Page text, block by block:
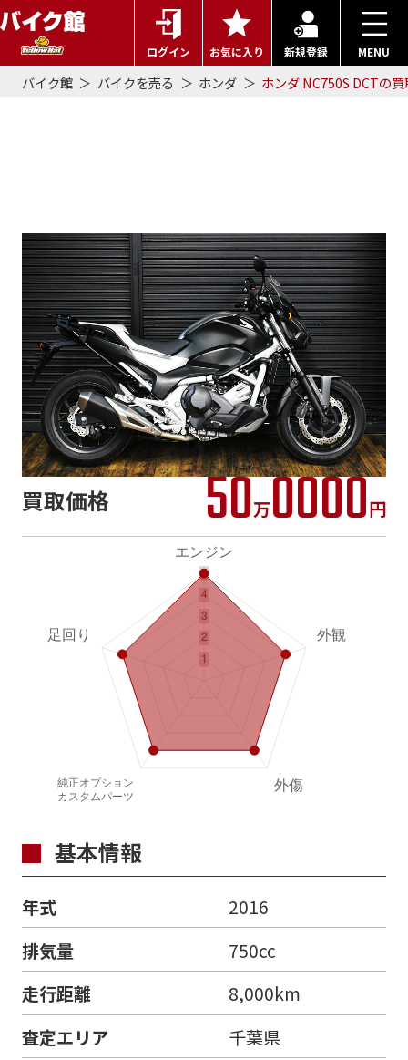
ログイン お気に入り 新規登録 MENU
バイク館 バイクを売る ホンダ ホンダ NC750S DCTの
買取価格 50万0000円
基本情報
年式
2016
排気量
750cc
走行距離
8,000km
査定エリア
千葉県